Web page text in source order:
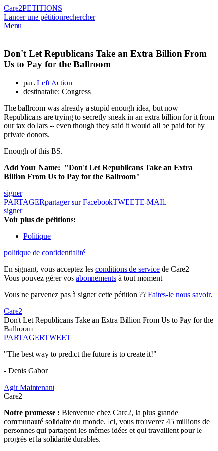
Care2PETITIONS
Lancer une pétitionrechercher
Menu
Don't Let Republicans Take an Extra Billion From
Us to Pay for the Ballroom
par: Left Action
destinataire: Congress
The ballroom was already a stupid enough idea, but now
Republicans are trying to secretly sneak in an extra billion for it from
our tax dollars -- even though they said it would all be paid for by
private donors.
Enough of this BS.
Add Your Name: "Don't Let Republicans Take an Extra
Billion From Us to Pay for the Ballroom"
signer
PARTAGERpartager sur FacebookTWEETE-MAIL
signer
Voir plus de pétitions:
Politique
politique de confidentialité
En signant, vous acceptez les conditions de service de Care2
Vous pouvez gérer vos abonnements à tout moment.
Vous ne parvenez pas à signer cette pétition ?? Faites-le nous savoir.
Care2
Don't Let Republicans Take an Extra Billion From Us to Pay for the
Ballroom
PARTAGERTWEET
"The best way to predict the future is to create it!"
- Denis Gabor
Agir Maintenant
Care2
Notre promesse : Bienvenue chez Care2, la plus grande
communauté solidaire du monde. Ici, vous trouverez 45 millions de
personnes qui partagent les mêmes idées et qui travaillent pour le
progrès et la solidarité durables.